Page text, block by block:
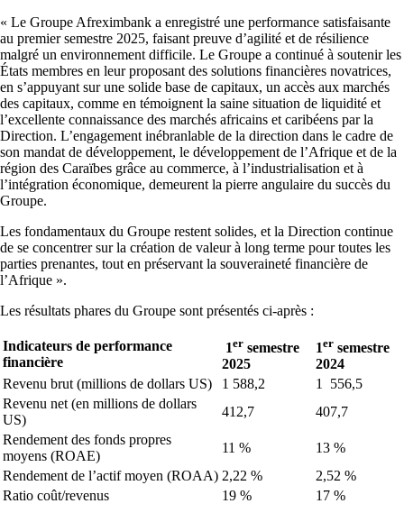
« Le Groupe Afreximbank a enregistré une performance satisfaisante
au premier semestre 2025, faisant preuve d’agilité et de résilience
malgré un environnement difficile. Le Groupe a continué à soutenir les
États membres en leur proposant des solutions financières novatrices,
en s’appuyant sur une solide base de capitaux, un accès aux marchés
des capitaux, comme en témoignent la saine situation de liquidité et
l’excellente connaissance des marchés africains et caribéens par la
Direction. L’engagement inébranlable de la direction dans le cadre de
son mandat de développement, le développement de l’Afrique et de la
région des Caraïbes grâce au commerce, à l’industrialisation et à
l’intégration économique, demeurent la pierre angulaire du succès du
Groupe.
Les fondamentaux du Groupe restent solides, et la Direction continue
de se concentrer sur la création de valeur à long terme pour toutes les
parties prenantes, tout en préservant la souveraineté financière de
l’Afrique ».
Les résultats phares du Groupe sont présentés ci-après :
Indicateurs de performance
financière
1er semestre
2025
1er semestre
2024
Revenu brut (millions de dollars US)
1 588,2
1 556,5
Revenu net (en millions de dollars
US)
412,7
407,7
Rendement des fonds propres
moyens (ROAE)
11 %
13 %
Rendement de l’actif moyen (ROAA) 2,22 %
2,52 %
Ratio coût/revenus
19 % 17 %